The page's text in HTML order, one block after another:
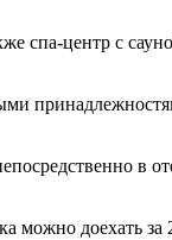
спа-центр с
в
можно доехать за